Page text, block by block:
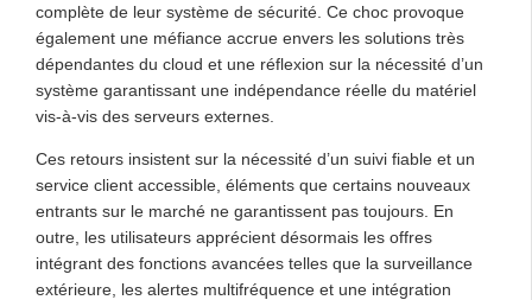
complète de leur système de sécurité. Ce choc provoque
également une méfiance accrue envers les solutions très
dépendantes du cloud et une réflexion sur la nécessité d’un
système garantissant une indépendance réelle du matériel
vis-à-vis des serveurs externes.
Ces retours insistent sur la nécessité d’un suivi fiable et un
service client accessible, éléments que certains nouveaux
entrants sur le marché ne garantissent pas toujours. En
outre, les utilisateurs apprécient désormais les offres
intégrant des fonctions avancées telles que la surveillance
extérieure, les alertes multifréquence et une intégration